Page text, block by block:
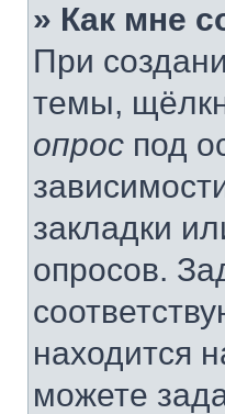
» Как мне
При
темы,
опрос под
закладки
опросов.
находится
можете